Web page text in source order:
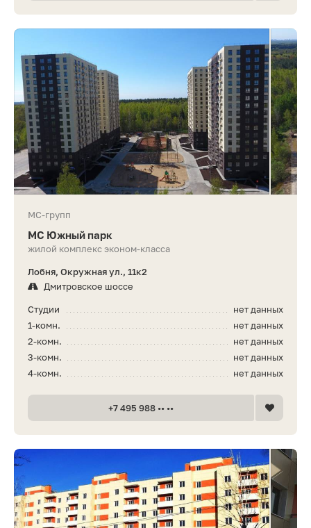
МС-групп
МС Южный парк
жилой комплекс эконом-класса
Лобня, Окружная ул., 11к2
Дмитровское шоссе
нет данных
Студии
нет данных
1-комн.
нет данных
2-комн.
нет данных
3-комн.
нет данных
4-комн.
+7 495 988 •• ••